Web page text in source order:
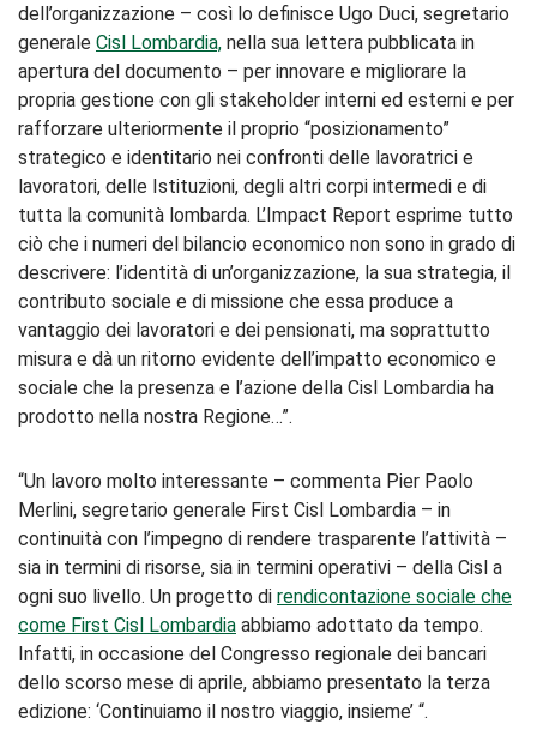
dell’organizzazione – così lo definisce Ugo Duci, segretario
generale Cisl Lombardia, nella sua lettera pubblicata in
apertura del documento – per innovare e migliorare la
propria gestione con gli stakeholder interni ed esterni e per
rafforzare ulteriormente il proprio “posizionamento”
strategico e identitario nei confronti delle lavoratrici e
lavoratori, delle Istituzioni, degli altri corpi intermedi e di
tutta la comunità lombarda. L’Impact Report esprime tutto
ciò che i numeri del bilancio economico non sono in grado di
descrivere: l’identità di un’organizzazione, la sua strategia, il
contributo sociale e di missione che essa produce a
vantaggio dei lavoratori e dei pensionati, ma soprattutto
misura e dà un ritorno evidente dell’impatto economico e
sociale che la presenza e l’azione della Cisl Lombardia ha
prodotto nella nostra Regione…”.
“Un lavoro molto interessante – commenta Pier Paolo
Merlini, segretario generale First Cisl Lombardia – in
continuità con l’impegno di rendere trasparente l’attività –
sia in termini di risorse, sia in termini operativi – della Cisl a
ogni suo livello. Un progetto di rendicontazione sociale che
come First Cisl Lombardia abbiamo adottato da tempo.
Infatti, in occasione del Congresso regionale dei bancari
dello scorso mese di aprile, abbiamo presentato la terza
edizione: ‘Continuiamo il nostro viaggio, insieme’ “.